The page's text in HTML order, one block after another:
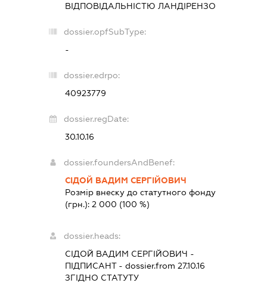
ВІДПОВІДАЛЬНІСТЮ ЛАНДІРЕНЗО
dossier.opfSubType:
-
dossier.edrpo:
40923779
dossier.regDate:
30.10.16
dossier.foundersAndBenef:
СІДОЙ ВАДИМ СЕРГІЙОВИЧ
Розмір внеску до статутного фонду
(грн.): 2 000 (100 %)
dossier.heads:
СІДОЙ ВАДИМ СЕРГІЙОВИЧ -
ПІДПИСАНТ- dossier.from 27.10.16
ЗГІДНО СТАТУТУ